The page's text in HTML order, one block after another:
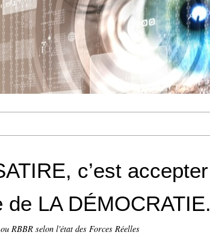
c’est accepter
LA DÉMOCRATIE.
RBBR selon l'état des Forces Réelles